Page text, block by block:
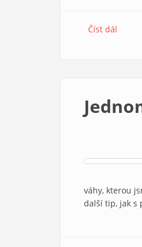
Číst dál
váhy, kterou
další tip, jak s